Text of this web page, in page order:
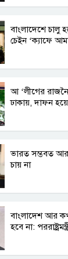
বাংলাদেশে চালু
চেইন ‘ক্যাফে
আ ‘লীগের
ঢাকায়, দাফন হয়েছে
ভারত সম্ভবত আর
চায় না
বাংলাদেশ আর
হবে না: